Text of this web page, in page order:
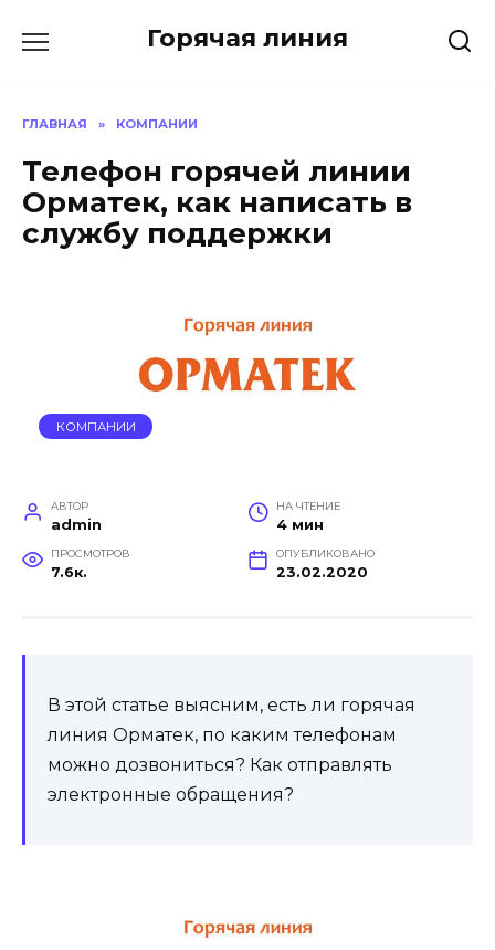
Горячая линия
ГЛАВНАЯ » КОМПАНИИ
Телефон горячей линии
Орматек, как написать в
службу поддержки
КОМПАНИИ
АВТОР
admin
НА ЧТЕНИЕ
4 мин
ПРОСМОТРОВ
7.6к.
ОПУБЛИКОВАНО
23.02.2020
В этой статье выясним, есть ли горячая
линия Орматек, по каким телефонам
можно дозвониться? Как отправлять
электронные обращения?